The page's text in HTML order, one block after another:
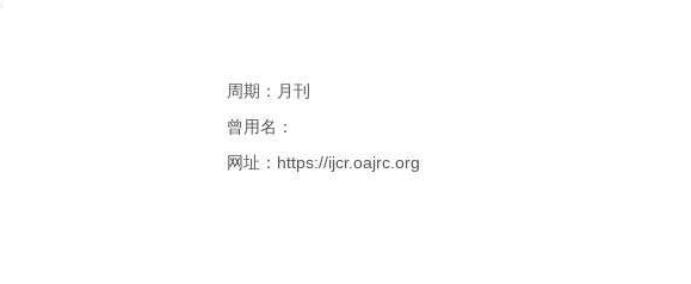
周期：月刊
曾用名：
网址：https://ijcr.oajrc.org